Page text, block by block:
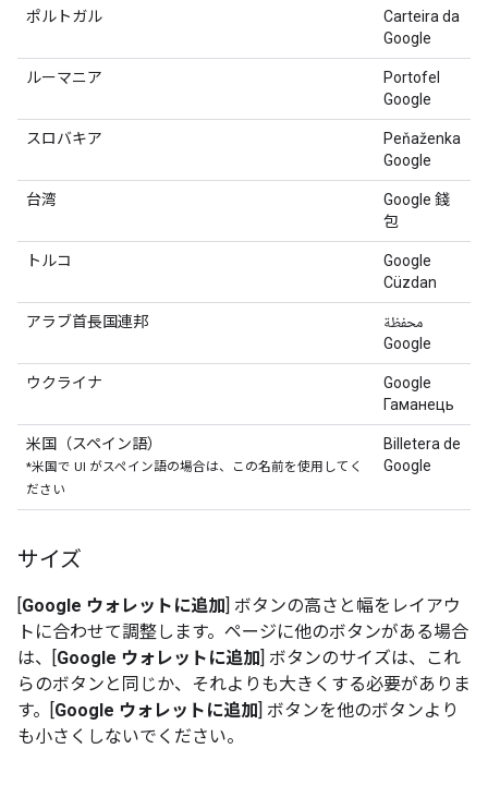
ポルトガル
Carteira da
Google
ルーマニア
Portofel
Google
スロバキア
Peňaženka
Google
台湾
Google 錢
包
トルコ
Google
Cüzdan
アラブ首長国連邦
محفظة
Google
ウクライナ
Google
Гаманець
米国（スペイン語）
*米国で UI がスペイン語の場合は、この名前を使用してく
ださい
Billetera de
Google
サイズ
[Google ウォレットに追加] ボタンの高さと幅をレイアウ
トに合わせて調整します。ページに他のボタンがある場合
は、[Google ウォレットに追加] ボタンのサイズは、これ
らのボタンと同じか、それよりも大きくする必要がありま
す。[Google ウォレットに追加] ボタンを他のボタンより
も小さくしないでください。